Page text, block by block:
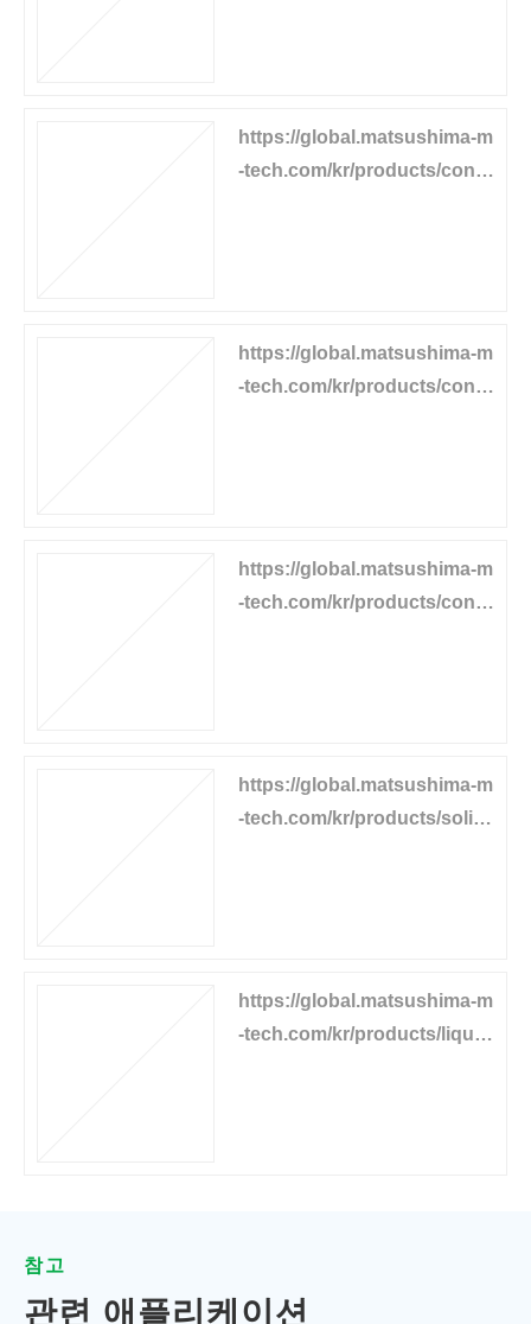
https://global.matsushima-m
-tech.com/kr/products/conv
https://global.matsushima-m
-tech.com/kr/products/conv
https://global.matsushima-m
-tech.com/kr/products/conv
https://global.matsushima-m
-tech.com/kr/products/solid-
https://global.matsushima-m
-tech.com/kr/products/liquid
참고
관련 애플리케이션